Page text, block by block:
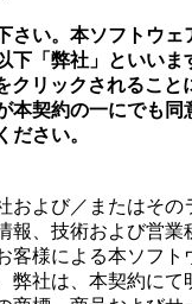
さい。本ソフトウ
下「弊社」といい
クリックされるこ
本契約の一にでも
ださい。
および／またはそ
報、技術および営
客様による本ソフ
弊社は、本契約に